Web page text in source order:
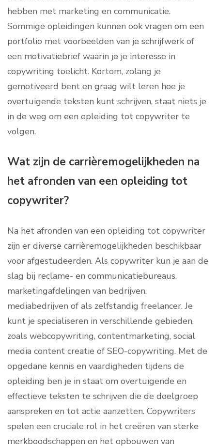
hebben met marketing en communicatie.
Sommige opleidingen kunnen ook vragen om een
portfolio met voorbeelden van je schrijfwerk of
een motivatiebrief waarin je je interesse in
copywriting toelicht. Kortom, zolang je
gemotiveerd bent en graag wilt leren hoe je
overtuigende teksten kunt schrijven, staat niets je
in de weg om een opleiding tot copywriter te
volgen.
Wat zijn de carrièremogelijkheden na
het afronden van een opleiding tot
copywriter?
Na het afronden van een opleiding tot copywriter
zijn er diverse carrièremogelijkheden beschikbaar
voor afgestudeerden. Als copywriter kun je aan de
slag bij reclame- en communicatiebureaus,
marketingafdelingen van bedrijven,
mediabedrijven of als zelfstandig freelancer. Je
kunt je specialiseren in verschillende gebieden,
zoals webcopywriting, contentmarketing, social
media content creatie of SEO-copywriting. Met de
opgedane kennis en vaardigheden tijdens de
opleiding ben je in staat om overtuigende en
effectieve teksten te schrijven die de doelgroep
aanspreken en tot actie aanzetten. Copywriters
spelen een cruciale rol in het creëren van sterke
merkboodschappen en het opbouwen van